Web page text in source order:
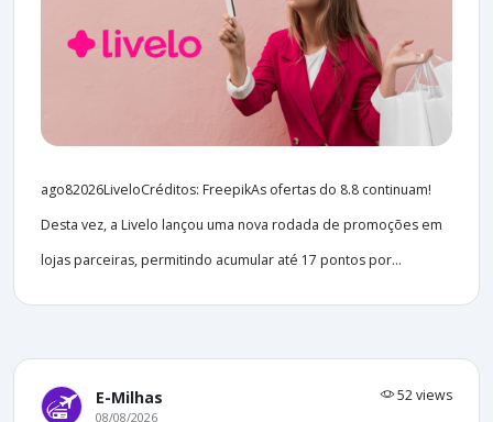
ago82026LiveloCréditos: FreepikAs ofertas do 8.8 continuam!
Desta vez, a Livelo lançou uma nova rodada de promoções em
lojas parceiras, permitindo acumular até 17 pontos por...
E-Milhas 52 views
08/08/2026